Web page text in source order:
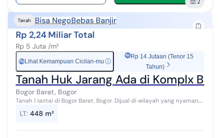
2
Tanah Bisa NegoBebas Banjir
Rp 2,24 Miliar Total
Rp 5 Juta /m²
Rp Lihat Kemampuan Cicilan-mu ⓘ
Rp 14 Jutaan (Tenor 15
Tahun)
Tanah Huk Jarang Ada di Komplx
Bogor Barat, Bogor
Tanah 1 lantai di Bogor Barat, Bogor. Dijual di wilayah yang nyaman.
Sertifika...
LT: 448 m²